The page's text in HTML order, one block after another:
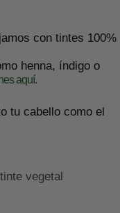
con tintes 100%
henna, índigo o
aquí.
tu cabello como el